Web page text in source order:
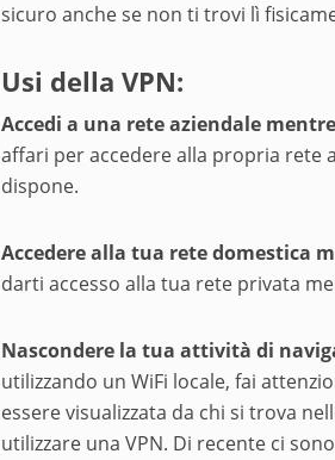
sicuro anche se non ti trovi lì
Usi della VPN:
Accedi a una rete aziendale
affari per accedere alla propria rete
dispone.
Accedere alla tua rete domestica
darti accesso alla tua rete privata
Nascondere la tua attività di
utilizzando un WiFi locale, fai
essere visualizzata da chi si trova
utilizzare una VPN. Di recente ci